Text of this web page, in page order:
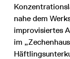
nahe dem
improvisiertes
im